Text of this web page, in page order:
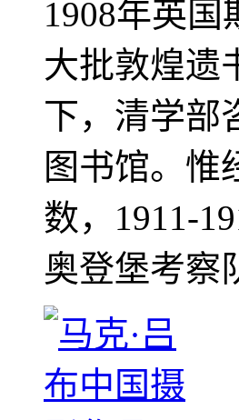
1908年英
大批敦煌遗
下，清学部
图书馆。惟
数，1911-
奥登堡考察